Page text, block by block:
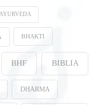
BHAKTI
BHF BIBLIA
DHARMA